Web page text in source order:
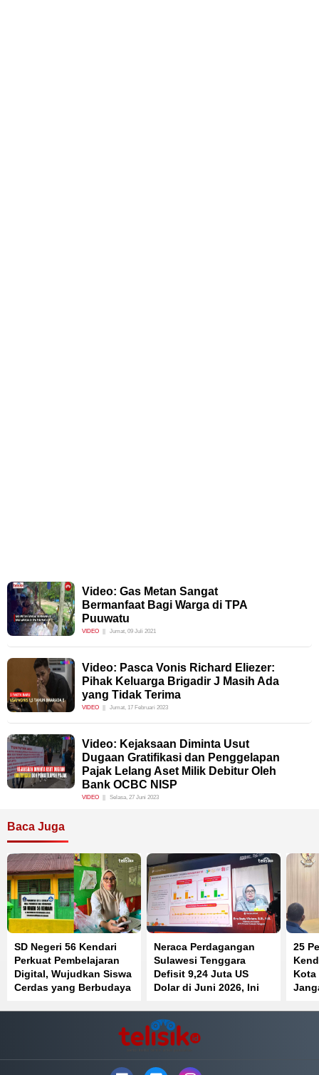
Video: Gas Metan Sangat
Bermanfaat Bagi Warga di TPA
Puuwatu
VIDEO Jumat, 09 Juli 2021
Video: Pasca Vonis Richard Eliezer:
Pihak Keluarga Brigadir J Masih Ada
yang Tidak Terima
VIDEO Jumat, 17 Februari 2023
Video: Kejaksaan Diminta Usut
Dugaan Gratifikasi dan Penggelapan
Pajak Lelang Aset Milik Debitur Oleh
Bank OCBC NISP
VIDEO Selasa, 27 Juni 2023
Baca Juga
SD Negeri 56 Kendari
Perkuat Pembelajaran
Digital, Wujudkan Siswa
Cerdas yang Berbudaya
Neraca Perdagangan
Sulawesi Tenggara
Defisit 9,24 Juta US
Dolar di Juni 2026, Ini
25
Kota